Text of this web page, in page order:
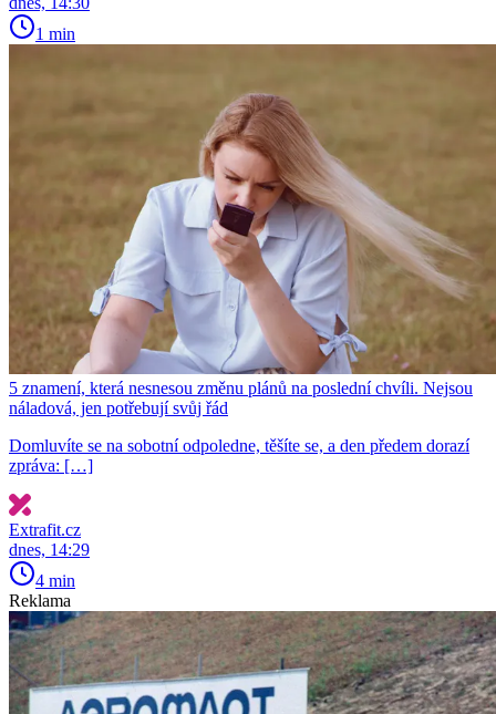
1 min
5 znamení, která nesnesou změnu plánů na poslední chvíli. Nejsou
náladová, jen potřebují svůj řád
Domluvíte se na sobotní odpoledne, těšíte se, a den předem dorazí
zpráva: […]
Extrafit.cz
dnes, 14:29
4 min
Reklama